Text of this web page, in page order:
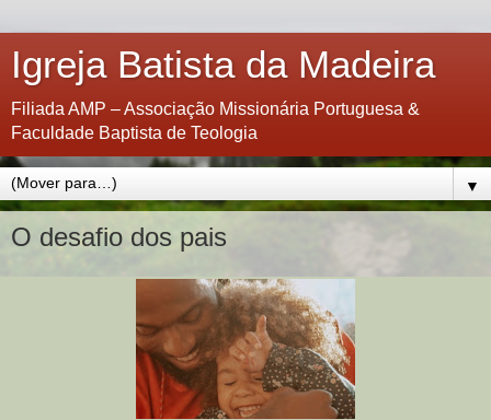
Igreja Batista da Madeira
Filiada AMP – Associação Missionária Portuguesa &
Faculdade Baptista de Teologia
▼
O desafio dos pais